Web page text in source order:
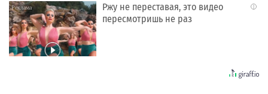
i
Ржу не переставая, это видео
пересмотришь не раз